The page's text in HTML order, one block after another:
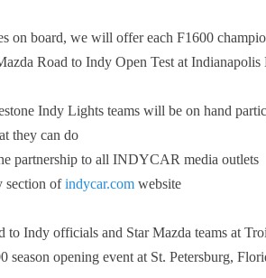
on board, we will offer each F1600
Road to Indy Open Test at
Indy Lights teams will be on hand
they can do
partnership to all INDYCAR media outlets
section ofindycar.com website
to Indy officials and Star Mazda teams at
season opening event at St. Petersburg,